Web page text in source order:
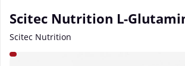
Scitec Nutrition L-
Scitec Nutrition
Produktbilder Scitec Nutrition L-